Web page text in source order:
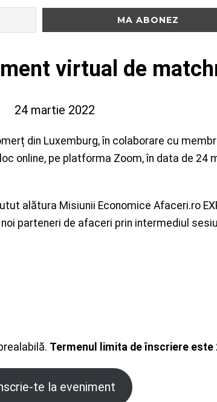
virtual de
24 martie 2022
din Luxemburg, în colaborare cu
online, pe platforma Zoom, în data de 24
alătura Misiunii Economice Afaceri.ro
parteneri de afaceri prin intermediul
Termenul limita de înscriere este
te la eveniment